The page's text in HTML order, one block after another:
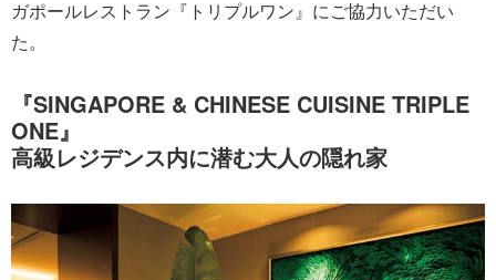
ガポールレストラン『トリプルワン』にご協力いただい
た。
『SINGAPORE & CHINESE CUISINE TRIPLE
ONE』
高級レジデンス内に潜む大人の隠れ家